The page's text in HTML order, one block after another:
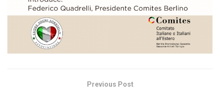
Previous Post